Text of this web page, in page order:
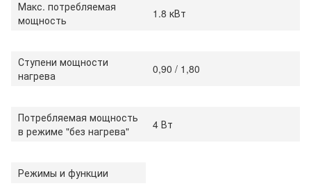
Макс. потребляемая
мощность
1.8 кВт
Ступени мощности
нагрева
0,90 / 1,80
Потребляемая мощность
в режиме "без нагрева"
4 Вт
Режимы и функции